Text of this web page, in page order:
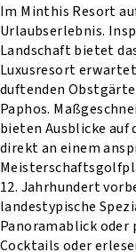
Im Minthis Resort
Urlaubserlebnis.
Landschaft bietet
Luxusresort
duftenden
Paphos.
bieten Ausblicke auf
direkt an einem
12. Jahrhundert
landestypische
Panoramablick oder
Cocktails oder